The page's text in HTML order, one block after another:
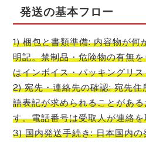
発送の基本フロー
1) 梱包と書類準備: 内容物が何
明記。禁制品・危険物の有無
はインボイス・パッキングリ
2) 宛先・連絡先の確認: 宛先
語表記が求められることがあ
す。電話番号は受取人が連絡
3) 国内発送手続き: 日本国内